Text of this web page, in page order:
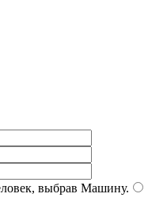
выбрав Машину.